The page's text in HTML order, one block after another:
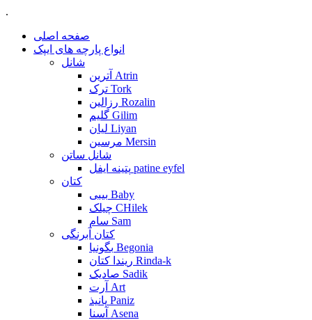
.
صفحه اصلی
انواع پارچه های ایپک
شانل
آترین Atrin
ترک Tork
رزالین Rozalin
گلیم Gilim
لیان Liyan
مرسین Mersin
شانل ساتن
پتینه ایفل patine eyfel
کتان
بیبی Baby
چیلک CHilek
سام Sam
کتان آبرنگی
بگونیا Begonia
ریندا کتان Rinda-k
صادیک Sadik
آرت Art
پانیذ Paniz
آسنا Asena